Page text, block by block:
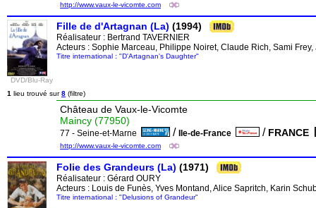
http://www.vaux-le-vicomte.com
DVD/Blu-Ray
Fille de d'Artagnan (La) (1994)
Réalisateur : Bertrand TAVERNIER
Acteurs : Sophie Marceau, Philippe Noiret, Claude Rich, Sami
Titre international : "D'Artagnan's Daughter"
1 lieu trouvé sur8 (filtre)
Château de Vaux-le-Vicomte
Maincy (77950)
77 - Seine-et-Marne / Ile-de-France / FRANCE
http://www.vaux-le-vicomte.com
Folie des Grandeurs (La) (1971)
Réalisateur : Gérard OURY
Acteurs : Louis de Funès, Yves Montand, Alice Sapritch, Karin
Titre international : "Delusions of Grandeur"